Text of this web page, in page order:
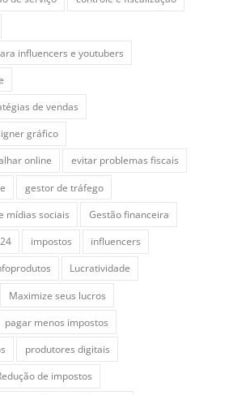
influencers e youtubers
de vendas
gráfico
online
evitar problemas fiscais
gestor de tráfego
mídias sociais
Gestão financeira
impostos
influencers
Lucratividade
Maximize seus lucros
pagar menos impostos
produtores digitais
de impostos